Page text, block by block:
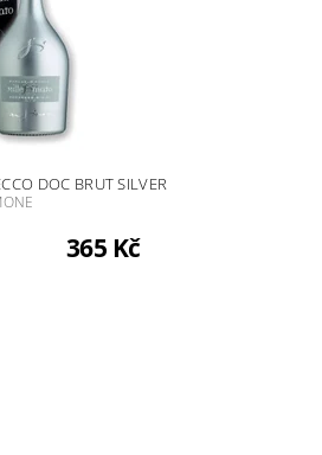
DOC BRUT SILVER
365 Kč